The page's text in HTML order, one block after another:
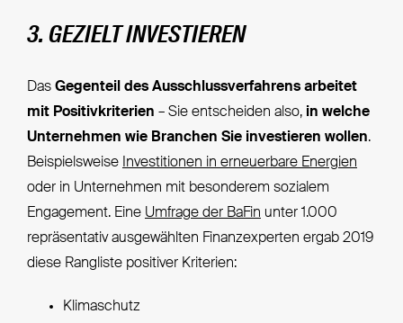
3. GEZIELT INVESTIEREN
Das Gegenteil des Ausschlussverfahrens arbeitet
mit Positivkriterien – Sie entscheiden also, in welche
Unternehmen wie Branchen Sie investieren wollen.
Beispielsweise Investitionen in erneuerbare Energien
oder in Unternehmen mit besonderem sozialem
Engagement. Eine Umfrage der BaFin unter 1.000
repräsentativ ausgewählten Finanzexperten ergab 2019
diese Rangliste positiver Kriterien:
Klimaschutz